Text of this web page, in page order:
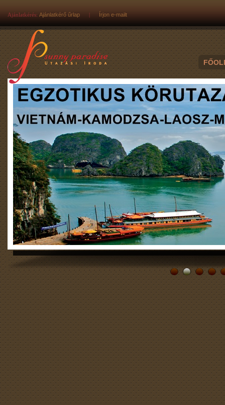
Ajánlatkérés: Ajánlatkérő űrlap | Írjon e-mailt